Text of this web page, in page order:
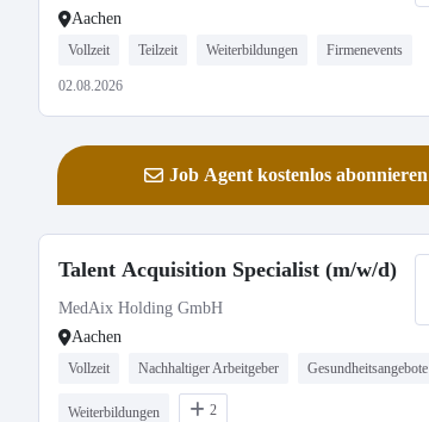
Aachen
Vollzeit Teilzeit Weiterbildungen Firmenevents
02.08.2026
Job Agent kostenlos abonnieren
Talent Acquisition Specialist (m/w/d)
MedAix Holding GmbH
Aachen
Vollzeit Nachhaltiger Arbeitgeber Gesundheitsangebote
Weiterbildungen 2